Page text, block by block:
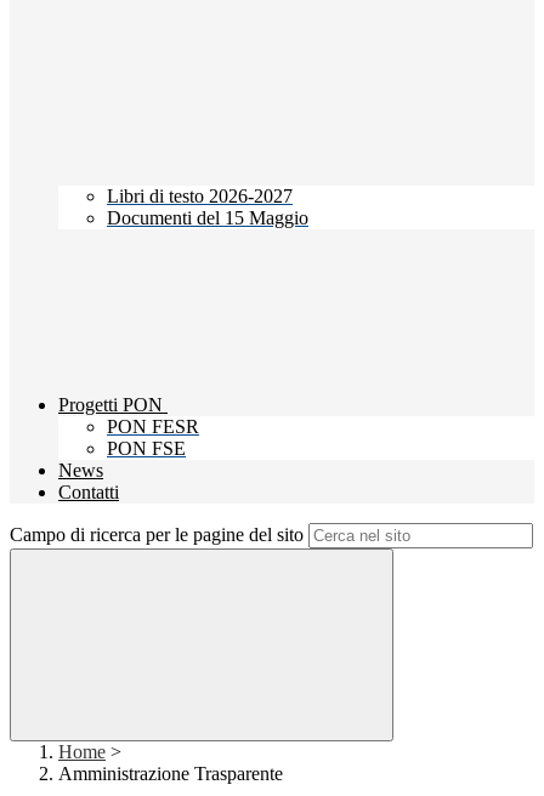
Libri di testo 2026-2027
Documenti del 15 Maggio
Progetti PON
PON FESR
PON FSE
News
Contatti
Campo di ricerca per le pagine del sito
Home >
Amministrazione Trasparente